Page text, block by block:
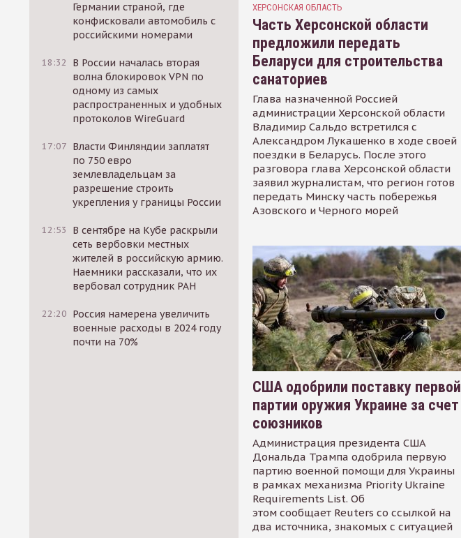
Германии страной, где
конфисковали автомобиль с
российскими номерами
18:32
В России началась вторая
волна блокировок VPN по
одному из самых
распространенных и удобных
протоколов WireGuard
17:07 Власти Финляндии заплатят
по 750 евро
землевладельцам за
разрешение строить
укрепления у границы России
12:53
В сентябре на Кубе раскрыли
сеть вербовки местных
жителей в российскую армию.
Наемники рассказали, что их
вербовал сотрудник РАН
22:20 Россия намерена увеличить
военные расходы в 2024 году
почти на 70%
ХЕРСОНСКАЯ ОБЛАСТЬ
Часть Херсонской области
предложили передать
Беларуси для строительства
санаториев
Глава назначенной Россией
администрации Херсонской области
Владимир Сальдо встретился с
Александром Лукашенко в ходе своей
поездки в Беларусь. После этого
разговора глава Херсонской области
заявил журналистам, что регион готов
передать Минску часть побережья
Азовского и Черного морей
США одобрили поставку первой
партии оружия Украине за счет
союзников
Администрация президента США
Дональда Трампа одобрила первую
партию военной помощи для Украины
в рамках механизма Priority Ukraine
Requirements List. Об
этом сообщает Reuters со ссылкой на
два источника, знакомых с ситуацией